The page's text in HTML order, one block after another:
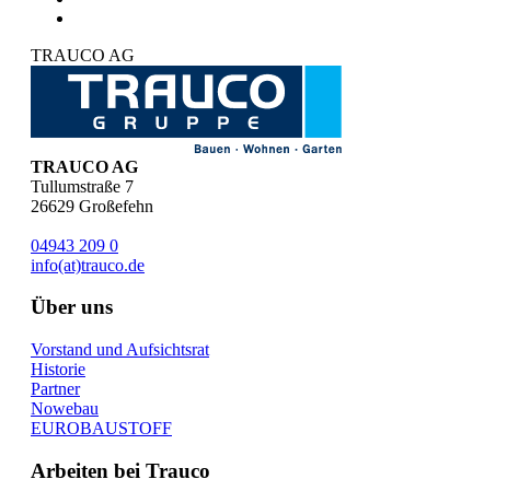
TRAUCO AG
TRAUCO AG
Tullumstraße 7
26629 Großefehn
04943 209 0
info(at)trauco.de
Über uns
Vorstand und Aufsichtsrat
Historie
Partner
Nowebau
EUROBAUSTOFF
Arbeiten bei Trauco